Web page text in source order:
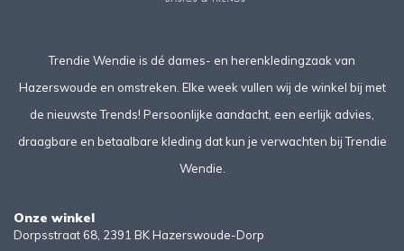
Trendie Wendie is dé dames- en herenkledingzaak van
Hazerswoude en omstreken. Elke week vullen wij de winkel bij met
de nieuwste Trends! Persoonlijke aandacht, een eerlijk advies,
draagbare en betaalbare kleding dat kun je verwachten bij Trendie
Wendie.
Onze winkel
Dorpsstraat 68, 2391 BK Hazerswoude-Dorp